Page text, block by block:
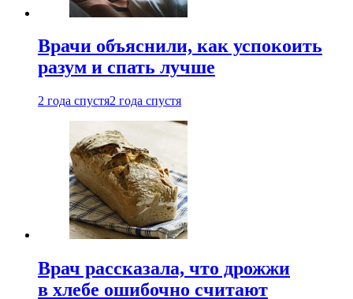
Врачи объяснили, как успокоить
разум и спать лучше
2 года спустя2 года спустя
Врач рассказала, что дрожжи
в хлебе ошибочно считают